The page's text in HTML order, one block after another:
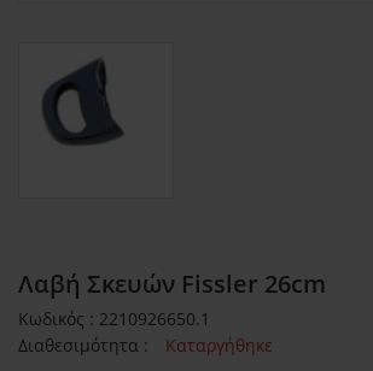
Λαβή Σκευών Fissler 26cm
Κωδικός : 2210926650.1
Διαθεσιμότητα :
Καταργήθηκε